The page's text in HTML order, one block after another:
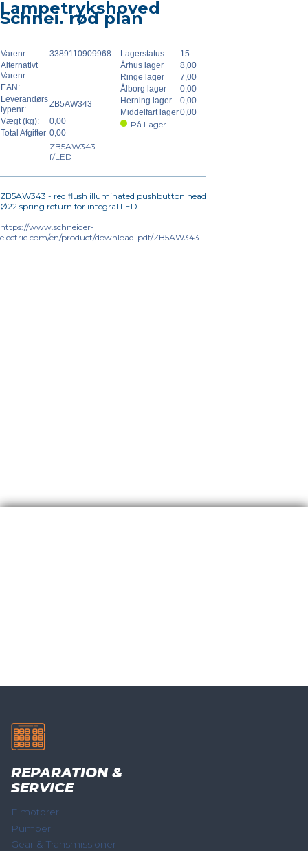
Lampetrykshoved
Schnei. rød plan
Varenr:
3389110909968
Alternativt
Varenr:
EAN:
Leverandørs
typenr:
ZB5AW343
Vægt (kg):
0,00
Total Afgifter 0,00
ZB5AW343
f/LED
Lagerstatus:
15
Århus lager
8,00
Ringe lager
7,00
Ålborg lager
0,00
Herning lager
0,00
Middelfart lager0,00
På Lager
ZB5AW343 - red flush illuminated pushbutton head
Ø22 spring return for integral LED
https://www.schneider-
electric.com/en/product/download-pdf/ZB5AW343
REPARATION &
SERVICE
Elmotorer
Pumper
Gear & Transmissioner